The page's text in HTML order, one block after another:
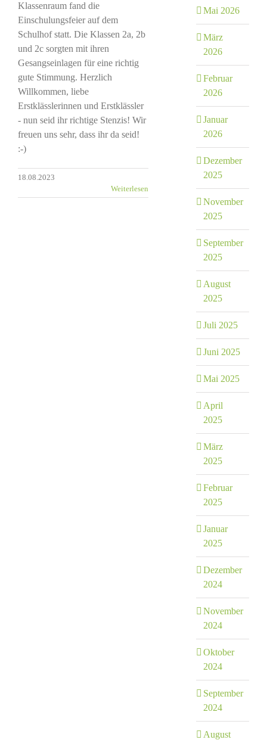
Klassenraum fand die
Einschulungsfeier auf dem
Schulhof statt. Die Klassen 2a, 2b
und 2c sorgten mit ihren
Gesangseinlagen für eine richtig
gute Stimmung. Herzlich
Willkommen, liebe
Erstklässlerinnen und Erstklässler
- nun seid ihr richtige Stenzis! Wir
freuen uns sehr, dass ihr da seid!
:-)
18.08.2023
Weiterlesen
Mai 2026
März
2026
Februar
2026
Januar
2026
Dezember
2025
November
2025
September
2025
August
2025
Juli 2025
Juni 2025
Mai 2025
April
2025
März
2025
Februar
2025
Januar
2025
Dezember
2024
November
2024
Oktober
2024
September
2024
August